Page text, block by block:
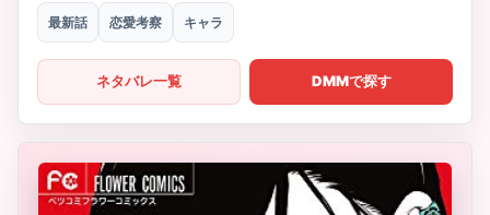
最新話 恋愛考察 キャラ
ネタバレ一覧 DMMで探す